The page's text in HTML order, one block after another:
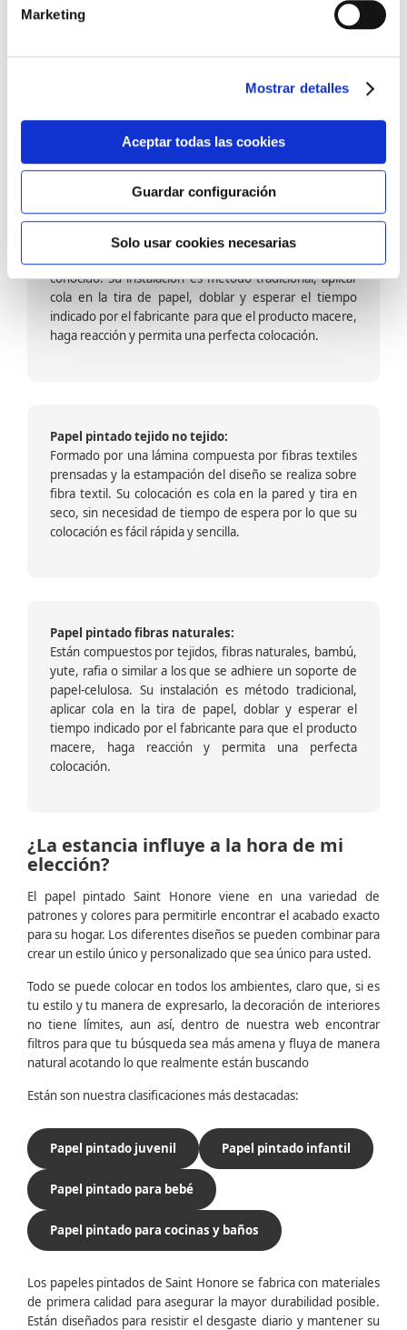
Marketing
Mostrar detalles
Aceptar todas las cookies
Guardar configuración
Solo usar cookies necesarias
barniz multiadherente en base agua. En zonas de
fuegos, se recomienda proteger con placas, silestone,
dado que el frotar en exceso dañaría el papel. Su
colocación es cola en la pared y tira en seco, sin
colocación es fácil rápida y sencilla.
Papel pintado calidad papel:
Formado por una capa de papel sobre un soporte de
conocido. Su instalación es método tradicional, aplicar
cola en la tira de papel, doblar y esperar el tiempo
indicado por el fabricante para que el producto macere,
haga reacción y permita una perfecta colocación.
Papel pintado tejido no tejido:
Formado por una lámina compuesta por fibras textiles
prensadas y la estampación del diseño se realiza sobre
fibra textil. Su colocación es cola en la pared y tira en
seco, sin necesidad de tiempo de espera por lo que su
colocación es fácil rápida y sencilla.
Papel pintado fibras naturales:
Están compuestos por tejidos, fibras naturales, bambú,
yute, rafia o similar a los que se adhiere un soporte de
papel-celulosa. Su instalación es método tradicional,
aplicar cola en la tira de papel, doblar y esperar el
tiempo indicado por el fabricante para que el producto
macere, haga reacción y permita una perfecta
colocación.
¿La estancia influye a la hora de mi
elección?
El papel pintado Saint Honore viene en una variedad de
patrones y colores para permitirle encontrar el acabado exacto
para su hogar. Los diferentes diseños se pueden combinar para
crear un estilo único y personalizado que sea único para usted.
Todo se puede colocar en todos los ambientes, claro que, si es
tu estilo y tu manera de expresarlo, la decoración de interiores
no tiene límites, aun así, dentro de nuestra web encontrar
filtros para que tu búsqueda sea más amena y fluya de manera
natural acotando lo que realmente están buscando
Están son nuestra clasificaciones más destacadas:
Papel pintado juvenil Papel pintado infantil
Papel pintado para bebé
Papel pintado para cocinas y baños
Los papeles pintados de Saint Honore se fabrica con materiales
de primera calidad para asegurar la mayor durabilidad posible.
Están diseñados para resistir el desgaste diario y mantener su